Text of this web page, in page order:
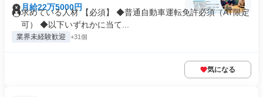
月給22万5000円
求めている人材 【必須】 ◆普通自動車運転免許必須（AT限定
可） ◆以下いずれかに当て...
業界未経験歓迎 +31個
気になる